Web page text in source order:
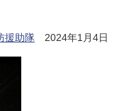
援助隊 2024年1月4日